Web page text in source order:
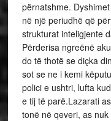
përnatshme.
në një periudhë që
strukturat inteligjente
Përderisa ngreënë
do të thotë se diçka
sot se ne i kemi
polici e ushtri, lufta
e tij të parë.Lazarati
tonë në qeveri, as